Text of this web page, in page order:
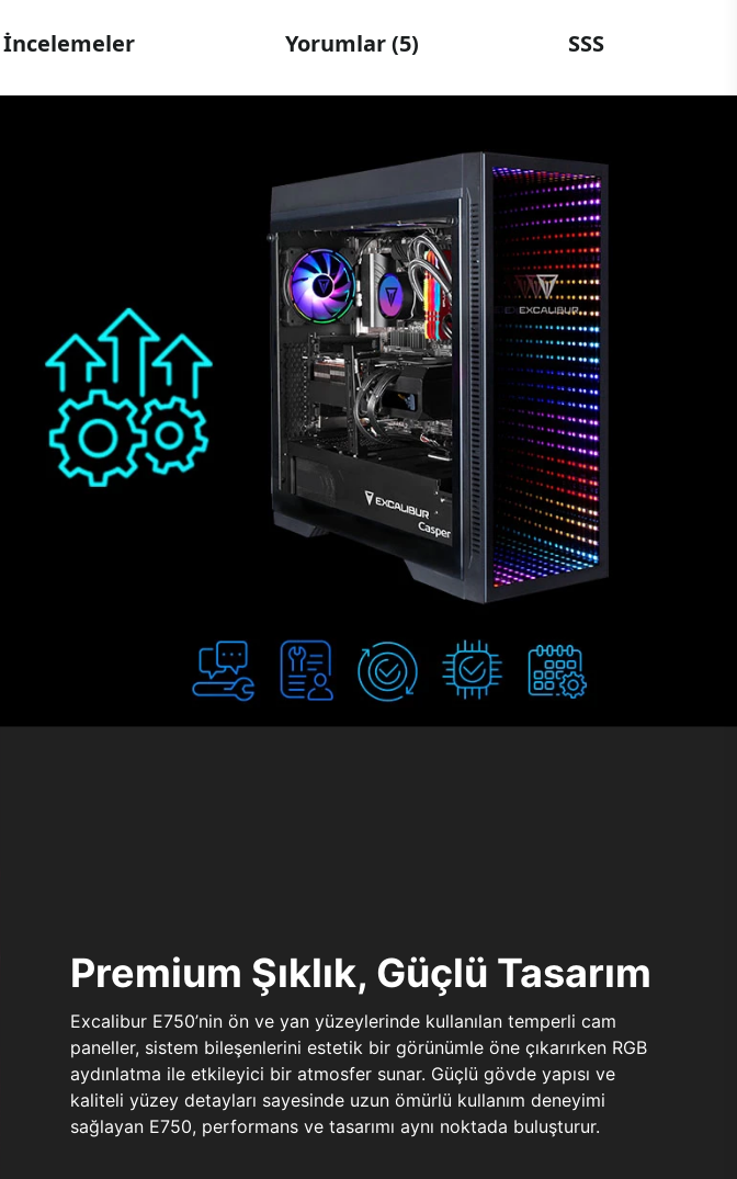
İncelemeler Yorumlar (5) SSS
Premium Şıklık, Güçlü Tasarım
Excalibur E750’nin ön ve yan yüzeylerinde kullanılan temperli cam
paneller, sistem bileşenlerini estetik bir görünümle öne çıkarırken RGB
aydınlatma ile etkileyici bir atmosfer sunar. Güçlü gövde yapısı ve
kaliteli yüzey detayları sayesinde uzun ömürlü kullanım deneyimi
sağlayan E750, performans ve tasarımı aynı noktada buluşturur.